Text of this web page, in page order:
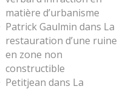
matière d’urbanisme
Patrick Gaulmin dans La
restauration d’une ruine
en zone non
constructible
Petitjean dans La